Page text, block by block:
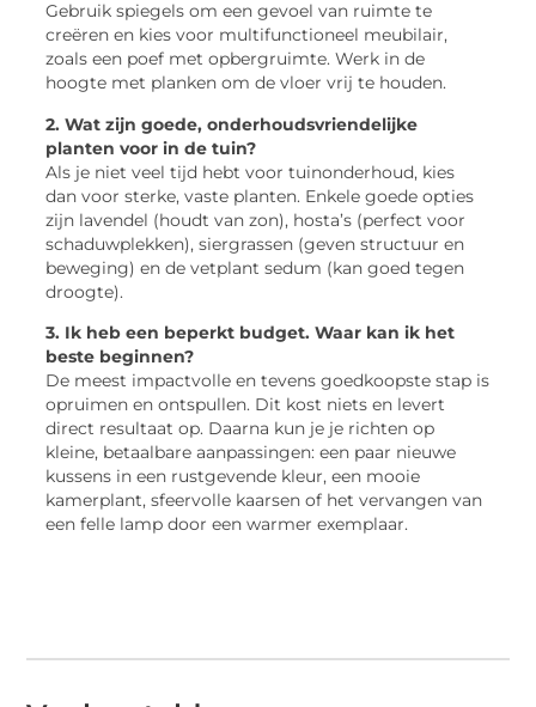
Gebruik spiegels om een gevoel van ruimte te
creëren en kies voor multifunctioneel meubilair,
zoals een poef met opbergruimte. Werk in de
hoogte met planken om de vloer vrij te houden.
2. Wat zijn goede, onderhoudsvriendelijke
planten voor in de tuin?
Als je niet veel tijd hebt voor tuinonderhoud, kies
dan voor sterke, vaste planten. Enkele goede opties
zijn lavendel (houdt van zon), hosta’s (perfect voor
schaduwplekken), siergrassen (geven structuur en
beweging) en de vetplant sedum (kan goed tegen
droogte).
3. Ik heb een beperkt budget. Waar kan ik het
beste beginnen?
De meest impactvolle en tevens goedkoopste stap is
opruimen en ontspullen. Dit kost niets en levert
direct resultaat op. Daarna kun je je richten op
kleine, betaalbare aanpassingen: een paar nieuwe
kussens in een rustgevende kleur, een mooie
kamerplant, sfeervolle kaarsen of het vervangen van
een felle lamp door een warmer exemplaar.